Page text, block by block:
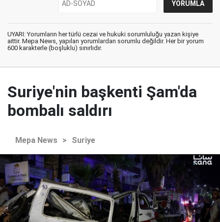
UYARI: Yorumların her türlü cezai ve hukuki sorumluluğu yazan kişiye
aittir. Mepa News, yapılan yorumlardan sorumlu değildir. Her bir yorum
600 karakterle (boşluklu) sınırlıdır.
Suriye'nin başkenti Şam'da
bombalı saldırı
Mepa News > Suriye